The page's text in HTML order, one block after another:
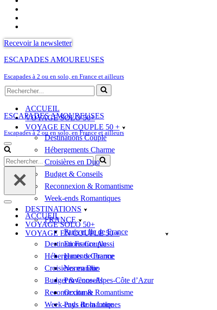
Recevoir la newsletter
ESCAPADES AMOUREUSES
Escapades à 2 ou en solo, en France et ailleurs
ACCUEIL
VOYAGE SOLO 50+
VOYAGE EN COUPLE 50 +
Destinations Couple
Hébergements Charme
Croisières en Duo
Budget & Conseils
Reconnexion & Romantisme
Week-ends Romantiques
DESTINATIONS
FRANCE
Paris et Ile de France
En France Aussi
Hauts de France
Normandie
Provence-Alpes-Côte d’Azur
Occitanie
Pays de la Loire
ESCAPADES AMOUREUSES
Escapades à 2 ou en solo, en France et ailleurs
ACCUEIL
VOYAGE SOLO 50+
VOYAGE EN COUPLE 50 +
Destinations Couple
Hébergements Charme
Croisières en Duo
Budget & Conseils
Reconnexion & Romantisme
Week-ends Romantiques